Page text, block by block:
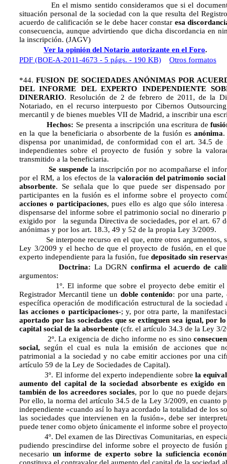
En el mismo sentido consideramos que si el documento
situación personal de la sociedad con la que resulta del
acuerdo de calificación se le debe hacer constar esa
consecuencia, aunque advirtiendo que dicha discordancia en
la inscripción. (JAGV)
Ver la opinión del Notario autorizante en el Foro.
PDF (BOE-A-2011-4673 - 5 págs. - 190 KB)
Otros formatos
*44. FUSION DE SOCIEDADES ANÓNIMAS POR
DEL INFORME DEL EXPERTO INDEPENDIENTE
DINERARIO. Resolución de 2 de febrero de 2011, de la
Notariado, en el recurso interpuesto por Cibernos
mercantil y de bienes muebles VII de Madrid, a inscribir una
Hechos: Se presenta a inscripción una escritura de
en la que la beneficiaria o absorbente de la fusión esanónima.
dispensa por unanimidad, de conformidad con el art. 34.5
independientes sobre el proyecto de fusión y sobre la
transmitido a la beneficiaria.
Se suspendela inscripción por no acompañarse el
por el RM, a los efectos de la valoración del patrimonio
absorbente. Se señala que lo que puede ser dispensado
participantes en la fusión es el informe sobre el proyecto
acciones o participaciones, pues ello es algo que sólo
dispensarse del informe sobre el patrimonio social no dinerario
exigido por la segunda Directiva de sociedades, por el art. 67
anónimas y por los art. 18.3, 49 y 52 de la propia Ley 3/2009.
Se interpone recurso en el que, entre otros argumentos,
Ley 3/2009 y el hecho de que el proyecto de fusión, en el
experto independiente para la fusión, fue depositado sin
Doctrina: La DGRN confirma el acuerdo de
argumentos:
1º. El informe que sobre el proyecto debe emitir el
Registrador Mercantil tiene un doble contenido: por una parte,
específica operación de modificación estructural de la sociedad
las acciones o participaciones-; y, por otra parte, la
aportado por las sociedades que se extinguen sea igual, por
capital social de la absorbente (cfr. el artículo 34.3 de la Ley 3/
2º. La exigencia de dicho informe no es sino
social, según el cual es nula la emisión de acciones que
patrimonial a la sociedad y no cabe emitir acciones por una
artículo 59 de la Ley de Sociedades de Capital).
3º. El informe del experto independiente sobre la
aumento del capital de la sociedad absorbente es exigido
también de los acreedores sociales, por lo que no puede
Por ello, la norma del artículo 34.5 de la Ley 3/2009, en cuanto
independiente «cuando así lo haya acordado la totalidad de los
las sociedades que intervienen en la fusión», debe ser
puede tener como objeto únicamente el informe sobre el
4º. Del examen de las Directivas Comunitarias, en
pudiendo prescindirse del informe sobre el proyecto de fusión
necesario un informe de experto sobre la suficiencia